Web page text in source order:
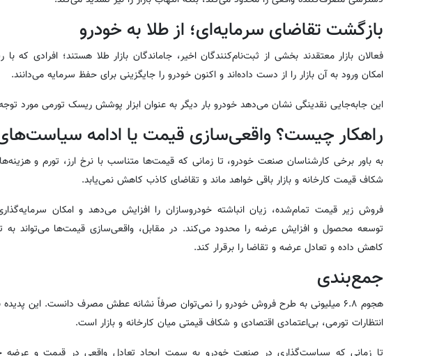
بازگشت تقاضای سرمایه‌ای؛ از طلا به خودرو
فعالان بازار معتقدند بخشی از ثبت‌نام‌کنندگان اخیر، جاماندگان بازار طلا هستند؛ افرادی که
امکان ورود به آن بازار را از دست داده‌اند و اکنون خودرو را جایگزینی برای حفظ سرمایه می‌دانند.
این جابه‌جایی نقدینگی نشان می‌دهد خودرو بار دیگر به عنوان ابزار پوشش ریسک تورمی مورد
راهکار چیست؟ واقعی‌سازی قیمت یا ادامه
به باور برخی کارشناسان صنعت خودرو، تا زمانی که قیمت‌ها متناسب با نرخ ارز، تورم و
شکاف قیمت کارخانه و بازار باقی خواهد ماند و تقاضای کاذب کاهش نمی‌یابد.
فروش زیر قیمت تمام‌شده، زیان انباشته خودروسازان را افزایش می‌دهد و امکان
توسعه محصول و افزایش عرضه را محدود می‌کند. در مقابل، واقعی‌سازی قیمت‌ها می‌تواند به
کاهش داده و تعادل عرضه و تقاضا را برقرار کند.
جمع‌بندی
هجوم ۶.۸ میلیونی به طرح فروش خودرو را نمی‌توان صرفاً نشانه عطش مصرف دانست. این
انتظارات تورمی، بی‌اعتمادی اقتصادی و شکاف قیمتی میان کارخانه و بازار است.